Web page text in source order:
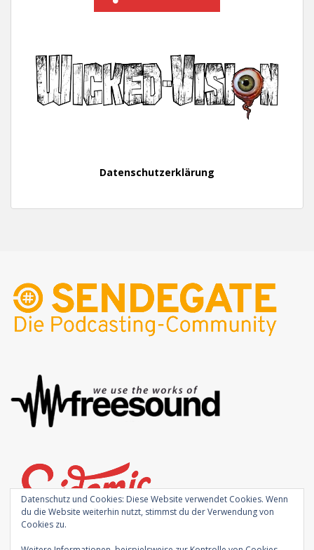
Datenschutzerklärung
Datenschutz und Cookies: Diese Website verwendet Cookies. Wenn
du die Website weiterhin nutzt, stimmst du der Verwendung von
Cookies zu.